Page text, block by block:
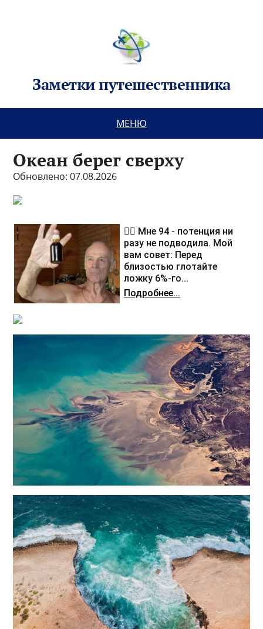
Заметки путешественника
МЕНЮ
Океан берег сверху
Обновлено: 07.08.2026
❤️‍🔥 Мне 94 - потенция ни
разу не подводила. Мой
вам совет: Перед
близостью глотайте
ложку 6%-го...
Подробнее...